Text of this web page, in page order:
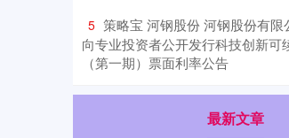
5 策略宝 河钢股份 河钢股份有限
向专业投资者公开发行科技创新可
（第一期）票面利率公告
最新文章